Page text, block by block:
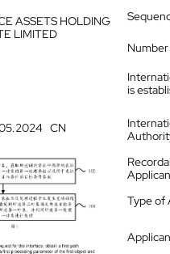
ASSETS HOLDING
LIMITED
CN
is
Type of